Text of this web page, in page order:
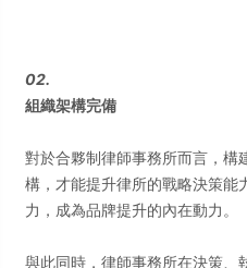
02.
組織架構完備
對於合夥制律師事務所而言，構
構，才能提升律所的戰略決策能
力，成為品牌提升的內在動力。
與此同時，律師事務所在決策、